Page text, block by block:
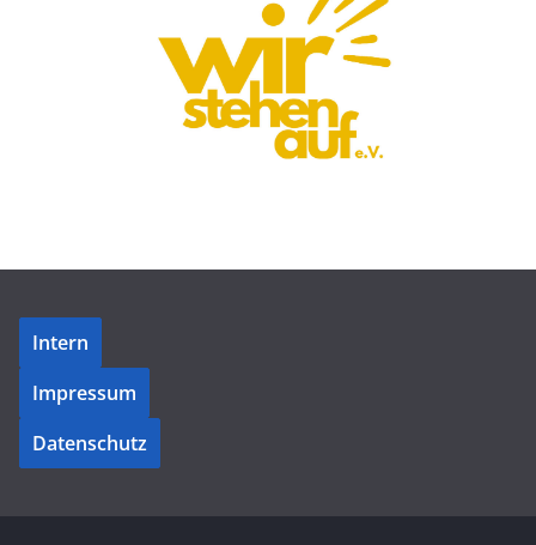
Intern
Impressum
Datenschutz